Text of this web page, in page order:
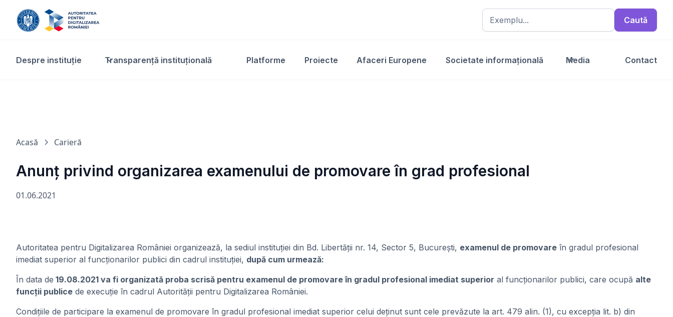
Despre instituție Transparență instituțională​ Platforme Proiecte Afaceri Europene Societate informațională Media Contact
Acasă Carieră
Anunț privind organizarea examenului de promovare în grad profesional
01.06.2021
Autoritatea pentru Digitalizarea României organizează, la sediul instituției din Bd. Libertății nr. 14, Sector 5, București, examenul de promovare în gradul profesional
imediat superior al funcționarilor publici din cadrul instituției, după cum urmează:
În data de 19.08.2021 va fi organizată proba scrisă pentru examenul de promovare în gradul profesional imediat superior al funcționarilor publici, care ocupă alte
funcții publice de execuție în cadrul Autorității pentru Digitalizarea României.
Condițiile de participare la examenul de promovare în gradul profesional imediat superior celui deținut sunt cele prevăzute la art. 479 alin. (1), cu excepția lit. b) din